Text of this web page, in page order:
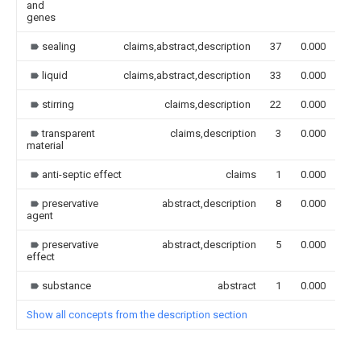
and
genes
sealing claims,abstract,description 37 0.000
liquid claims,abstract,description 33 0.000
stirring claims,description 22 0.000
transparent
material
claims,description 3 0.000
anti-septic effect claims 1 0.000
preservative
agent
abstract,description 8 0.000
preservative
effect
abstract,description 5 0.000
substance abstract 1 0.000
Show all concepts from the description section